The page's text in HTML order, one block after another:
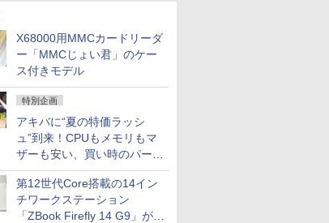
X68000用MMCカードリーダ
ー「MMCじょい君」のケー
ス付きモデル
特別企画
アキバに“夏の特価ラッシ
ュ”到来！CPUもメモリもマ
ザーも安い、買い時のパーツ
は？【8月7日(金)22時配信】
第12世代Core搭載の14イン
チワークステーション
「ZBook Firefly 14 G9」が